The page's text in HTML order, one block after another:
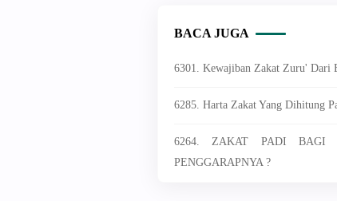
BACA JUGA
6301. Kewajiban Zakat Zuru' Dari
6285. Harta Zakat Yang Dihitung
6264. ZAKAT PADI BAGI
PENGGARAPNYA ?